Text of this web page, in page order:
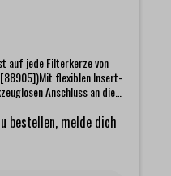
auf jede Filterkerze von
flexiblen Insert-
an Anbauteilen für
Lage.
bestellen, melde dich